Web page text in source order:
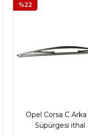
Opel Corsa C
Süpürgesi ithal
%22